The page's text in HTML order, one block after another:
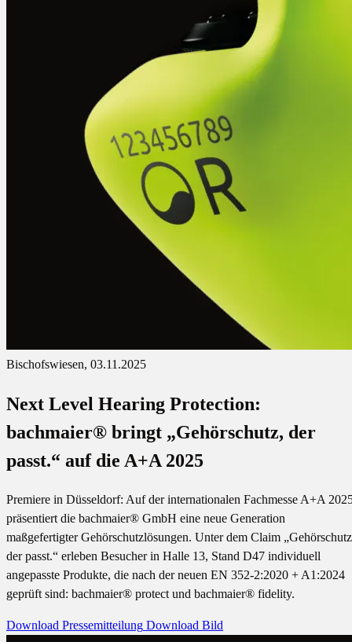
Bischofswiesen, 03.11.2025
Next Level Hearing Protection:
bachmaier® bringt „Gehörschutz, der
passt.“ auf die A+A 2025
Premiere in Düsseldorf: Auf der internationalen Fachmesse A+A
präsentiert die bachmaier® GmbH eine neue Generation
maßgefertigter Gehörschutzlösungen. Unter dem Claim
der passt.“ erleben Besucher in Halle 13, Stand D47 individuell
angepasste Produkte, die nach der neuen EN 352-2:2020 + A1:2024
geprüft sind: bachmaier® protect und bachmaier® fidelity.
Download Pressemitteilung Download Bild